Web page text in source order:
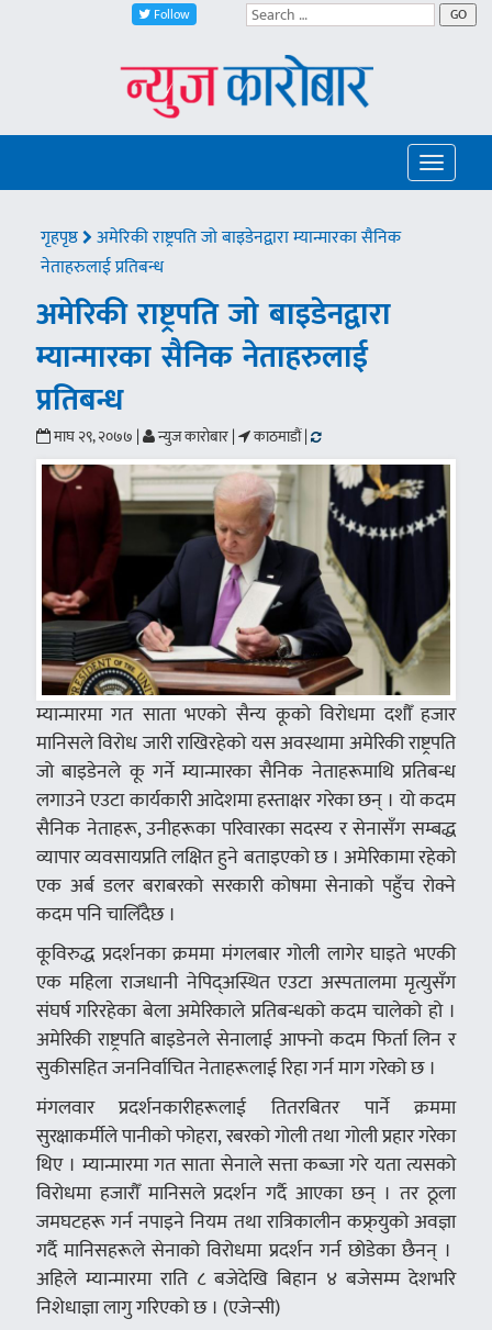
Follow GO
Toggle
गृहपृष्ठ
अमेरिकी राष्ट्रपति जो बाइडेनद्वारा म्यान्मारका सैनिक
नेताहरुलाई प्रतिबन्ध
अमेरिकी राष्ट्रपति जो बाइडेनद्वारा
म्यान्मारका सैनिक नेताहरुलाई
प्रतिबन्ध
माघ २९, २०७७ | न्युज कारोबार | काठमाडौं |
म्यान्मारमा गत साता भएको सैन्य कूको विरोधमा दशौँ हजार
मानिसले विरोध जारी राखिरहेको यस अवस्थामा अमेरिकी राष्ट्रपति
जो बाइडेनले कू गर्ने म्यान्मारका सैनिक नेताहरूमाथि प्रतिबन्ध
लगाउने एउटा कार्यकारी आदेशमा हस्ताक्षर गरेका छन् । यो कदम
सैनिक नेताहरू, उनीहरूका परिवारका सदस्य र सेनासँग सम्बद्ध
व्यापार व्यवसायप्रति लक्षित हुने बताइएको छ । अमेरिकामा रहेको
एक अर्ब डलर बराबरको सरकारी कोषमा सेनाको पहुँच रोक्ने
कदम पनि चालिँदैछ ।
कूविरुद्ध प्रदर्शनका क्रममा मंगलबार गोली लागेर घाइते भएकी
एक महिला राजधानी नेपिद्अस्थित एउटा अस्पतालमा मृत्युसँग
संघर्ष गरिरहेका बेला अमेरिकाले प्रतिबन्धको कदम चालेको हो ।
अमेरिकी राष्ट्रपति बाइडेनले सेनालाई आफ्नो कदम फिर्ता लिन र
सुकीसहित जननिर्वाचित नेताहरूलाई रिहा गर्न माग गरेको छ ।
मंगलवार प्रदर्शनकारीहरूलाई तितरबितर पार्ने क्रममा
सुरक्षाकर्मीले पानीको फोहरा, रबरको गोली तथा गोली प्रहार गरेका
थिए । म्यान्मारमा गत साता सेनाले सत्ता कब्जा गरे यता त्यसको
विरोधमा हजारौँ मानिसले प्रदर्शन गर्दै आएका छन् । तर ठूला
जमघटहरू गर्न नपाइने नियम तथा रात्रिकालीन कफ्र्युको अवज्ञा
गर्दै मानिसहरूले सेनाको विरोधमा प्रदर्शन गर्न छोडेका छैनन् ।
अहिले म्यान्मारमा राति ८ बजेदेखि बिहान ४ बजेसम्म देशभरि
निशेधाज्ञा लागु गरिएको छ । (एजेन्सी)